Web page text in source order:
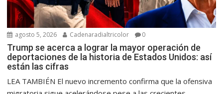
agosto 5, 2026 Cadenaradialtricolor 0
Trump se acerca a lograr la mayor operación de
deportaciones de la historia de Estados Unidos: así
están las cifras
LEA TAMBIÉN El nuevo incremento confirma que la ofensiva